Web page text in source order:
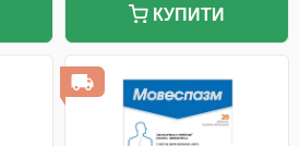
КУПИТИ